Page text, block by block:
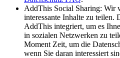
AddThis Social Sharing: Wir
interessante Inhalte zu teilen.
AddThis integriert, um es
in sozialen Netzwerken zu
Moment Zeit, um die
wenn Sie daran interessiert